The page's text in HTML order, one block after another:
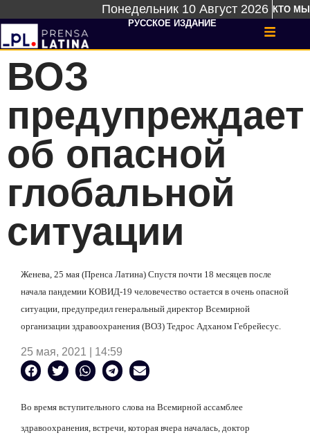
Понедельник 10 Август 2026 КТО МЫ
РУССКОЕ ИЗДАНИЕ
ВОЗ
предупреждает
об опасной
глобальной
ситуации
Женева, 25 мая (Пренса Латина) Спустя почти 18 месяцев после
начала пандемии КОВИД-19 человечество остается в очень опасной
ситуации, предупредил генеральный директор Всемирной
организации здравоохранения (ВОЗ) Тедрос Адханом Гебрейесус.
25 мая, 2021 | 14:59
Во время вступительного слова на Всемирной ассамблее
здравоохранения, встречи, которая вчера началась, доктор